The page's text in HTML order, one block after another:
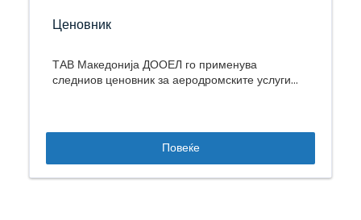
Ценовник
ТАВ Македонија ДООЕЛ го применува
следниов ценовник за аеродромските услуги...
Повеќе